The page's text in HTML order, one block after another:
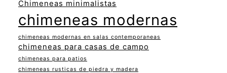
Chimeneas minimalistas
chimeneas modernas
chimeneas modernas en salas contemporaneas
chimeneas para casas de campo
chimeneas para patios
chimeneas rusticas de piedra y madera